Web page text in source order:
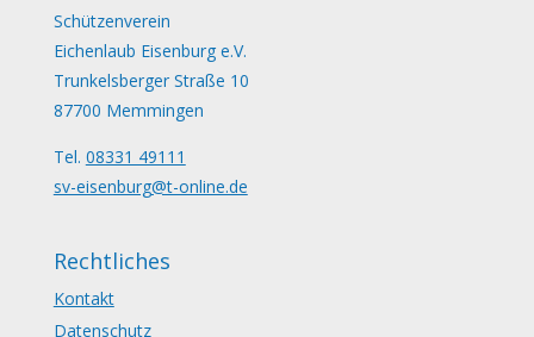
Schützenverein
Eichenlaub Eisenburg e.V.
Trunkelsberger Straße 10
87700 Memmingen
Tel. 08331 49111
sv-eisenburg@t-online.de
Rechtliches
Kontakt
Datenschutz